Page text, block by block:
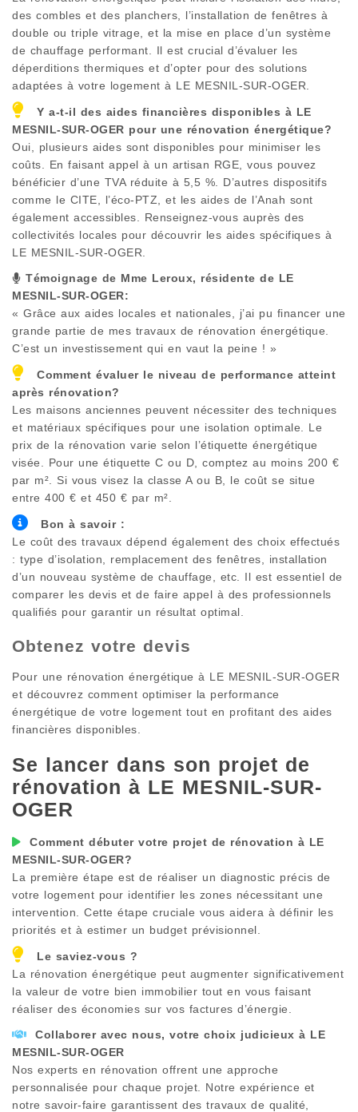
des combles et des planchers, l’installation de fenêtres à
double ou triple vitrage, et la mise en place d’un système
de chauffage performant. Il est crucial d’évaluer les
déperditions thermiques et d’opter pour des solutions
adaptées à votre logement à LE MESNIL-SUR-OGER
Y a-t-il des aides financières disponibles à LE
MESNIL-SUR-OGER pour une rénovation énergétique?
Oui, plusieurs aides sont disponibles pour minimiser les
coûts. En faisant appel à un artisan RGE, vous pouvez
bénéficier d’une TVA réduite à 5,5 %. D’autres dispositifs
comme le CITE, l’éco-PTZ, et les aides de l’Anah sont
également accessibles. Renseignez-vous auprès des
collectivités locales pour découvrir les aides spécifiques à
LE MESNIL-SUR-OGER
Témoignage de Mme Leroux, résidente de LE
MESNIL-SUR-OGER:
« Grâce aux aides locales et nationales, j’ai pu financer une
grande partie de mes travaux de rénovation énergétique.
C’est un investissement qui en vaut la peine ! »
Comment évaluer le niveau de performance atteint
après rénovation?
Les maisons anciennes peuvent nécessiter des techniques
et matériaux spécifiques pour une isolation optimale. Le
prix de la rénovation varie selon l’étiquette énergétique
visée. Pour une étiquette C ou D, comptez au moins 200 €
par m². Si vous visez la classe A ou B, le coût se situe
entre 400 € et 450 € par m².
Bon à savoir :
Le coût des travaux dépend également des choix effectués
: type d’isolation, remplacement des fenêtres, installation
d’un nouveau système de chauffage, etc. Il est essentiel de
comparer les devis et de faire appel à des professionnels
qualifiés pour garantir un résultat optimal.
Obtenez votre devis
Pour une rénovation énergétique à LE MESNIL-SUR-OGER
et découvrez comment optimiser la performance
énergétique de votre logement tout en profitant des aides
financières disponibles.
Se lancer dans son projet de
rénovation à LE MESNIL-SUR-
OGER
Comment débuter votre projet de rénovation à LE
MESNIL-SUR-OGER?
La première étape est de réaliser un diagnostic précis de
votre logement pour identifier les zones nécessitant une
intervention. Cette étape cruciale vous aidera à définir les
priorités et à estimer un budget prévisionnel.
Le saviez-vous ?
La rénovation énergétique peut augmenter significativement
la valeur de votre bien immobilier tout en vous faisant
réaliser des économies sur vos factures d’énergie.
Collaborer avec nous, votre choix judicieux à LE
MESNIL-SUR-OGER
Nos experts en rénovation offrent une approche
personnalisée pour chaque projet. Notre expérience et
notre savoir-faire garantissent des travaux de qualité,